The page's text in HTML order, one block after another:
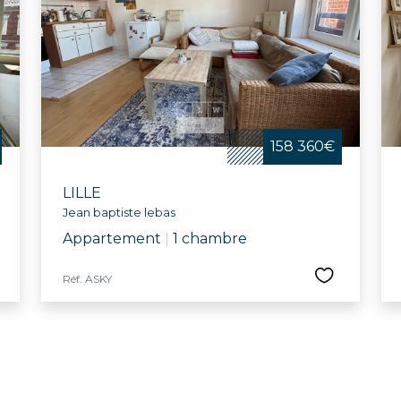
158 360€
LILLE
Jean baptiste lebas
Appartement 1 chambre
Réf. ASKY